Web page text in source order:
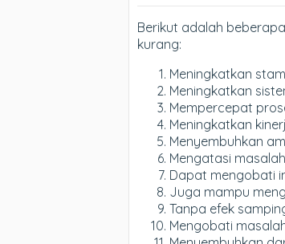
Berikut adalah
kurang:
Meningkatkan
Meningkatkan
Mempercepat
Meningkatkan
Menyembuhkan
Mengatasi
Dapat mengobati
Juga mampu
Tanpa efek
Mengobati